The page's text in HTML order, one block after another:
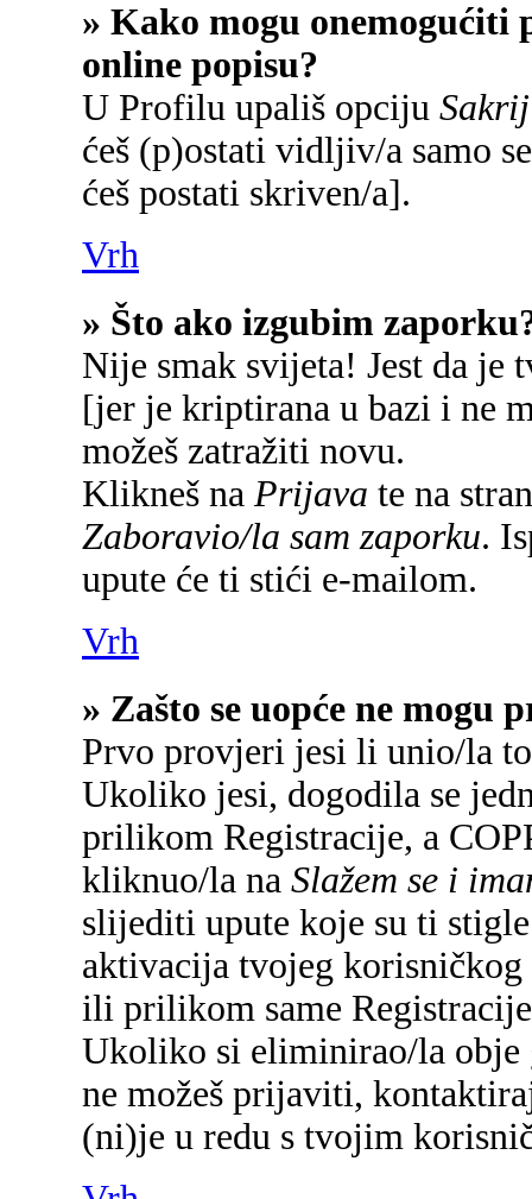
» Kako mogu onemogućiti
online popisu?
U Profilu upališ opciju
ćeš (p)ostati vidljiv/a samo
ćeš postati skriven/a].
Vrh
» Što ako izgubim
Nije smak svijeta! Jest da je
[jer je kriptirana u bazi i ne
možeš zatražiti novu.
Klikneš na Prijava te na
Zaboravio/la sam zaporku.
upute će ti stići e-mailom.
Vrh
» Zašto se uopće ne mogu
Prvo provjeri jesi li unio/la
Ukoliko jesi, dogodila se
prilikom Registracije, a
kliknuo/la na Slažem se i
slijediti upute koje su ti
aktivacija tvojeg
ili prilikom same
Ukoliko si eliminirao/la obje
ne možeš prijaviti,
(ni)je u redu s tvojim